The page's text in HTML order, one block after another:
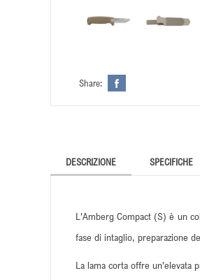
Share:
DESCRIZIONE SPECIFICHE
L'Amberg Compact (S) è un
fase di intaglio, preparazione
La lama corta offre un'elevata